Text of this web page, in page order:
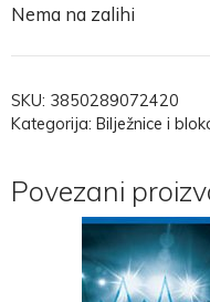
Nema na zalihi
SKU: 3850289072420
Kategorija: Bilježnice i
Povezani